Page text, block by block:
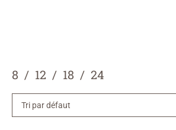
8 12 18 24